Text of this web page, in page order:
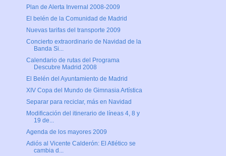
Plan de Alerta Invernal 2008-2009
El belén de la Comunidad de Madrid
Nuevas tarifas del transporte 2009
Concierto extraordinario de Navidad de la
Banda Si...
Calendario de rutas del Programa
Descubre Madrid 2008
El Belén del Ayuntamiento de Madrid
XIV Copa del Mundo de Gimnasia Artística
Separar para reciclar, más en Navidad
Modificación del itinerario de líneas 4, 8 y
19 de...
Agenda de los mayores 2009
Adiós al Vicente Calderón: El Atlético se
cambia d...